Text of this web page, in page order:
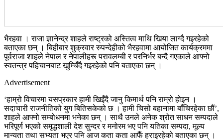
भैरहवा । राजा ज्ञानेन्द्र शाहले राष्ट्रको अस्तित्व माथि खिया लाग्दै गइरहेको
बताएका छन् । बिहीबार शुक्रवार रुपन्देहीको भैरहवामा आयोजित कार्यक्रममा
पूर्वराजा शाहले नेपाल र नेपालीहरू परावलम्बी र परनिर्भर बन्दै गएकाले आफ्नो
स्वतन्त्र पहिचानबाट खुम्चिँदै गइरहेको पनि बताएका छन् ।
Advertisement
‘हाम्रो विचारमा यसप्रकार हामी खिइँदै जानु किमार्थ पनि राम्रो होइन ।
सदाचारी राजनीतिको युग बितिसकेको छ । हामी चिसो बहानामा बाँचिरहेका छौं’,
शाहले आफ्नो सम्बोधनमा भनेका छन् । साथै उनले अनेक श्रोत साधन सम्पदाले
भरिपूर्ण भएको समृद्धशाली देश सुन्दर र मनोरम भए पनि यतिका सम्पदा, मूल्य
मान्यता तथा सभ्यता भएर पनि आज कता कता आफैँ हराइरहेको बताएका छन् ।